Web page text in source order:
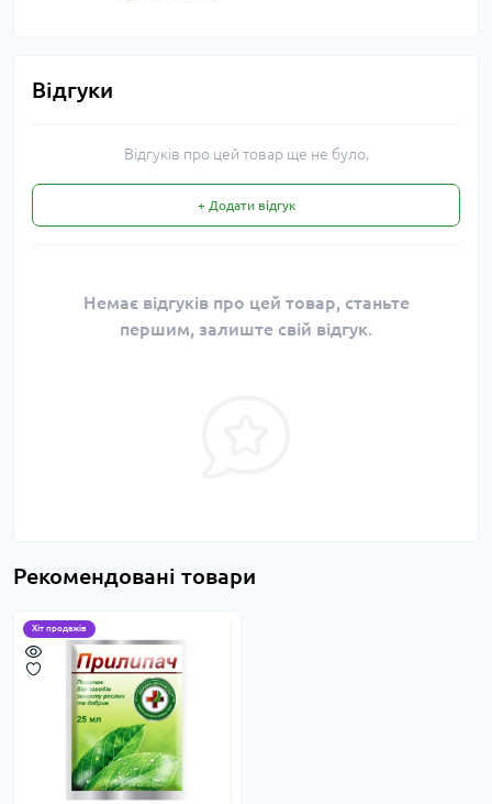
Відгуки
Відгуків про цей товар ще не було.
+ Додати відгук
Немає відгуків про цей товар, станьте
першим, залиште свій відгук.
Рекомендовані товари
Хіт продажів